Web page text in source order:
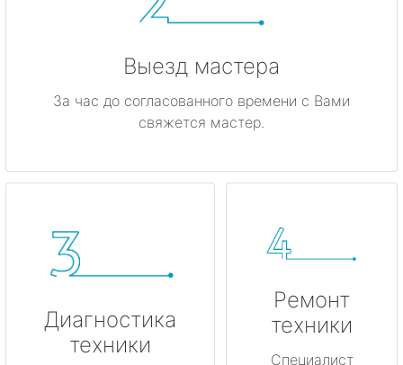
Выезд мастера
За час до согласованного времени с Вами
свяжется мастер.
Диагностика
техники
Ремонт
техники
Специалист